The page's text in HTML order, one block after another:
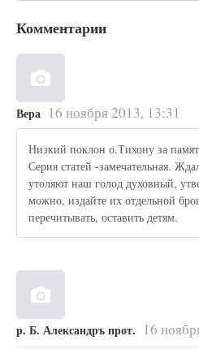
Комментарии
Вера 16 ноября 2013, 13:31
Низкий поклон о.Тихону за
Серия статей -замечательная.
утоляют наш голод духовный,
можно, издайте их отдельной
перечитывать, оставить детям.
р. Б. Александръ прот. 16